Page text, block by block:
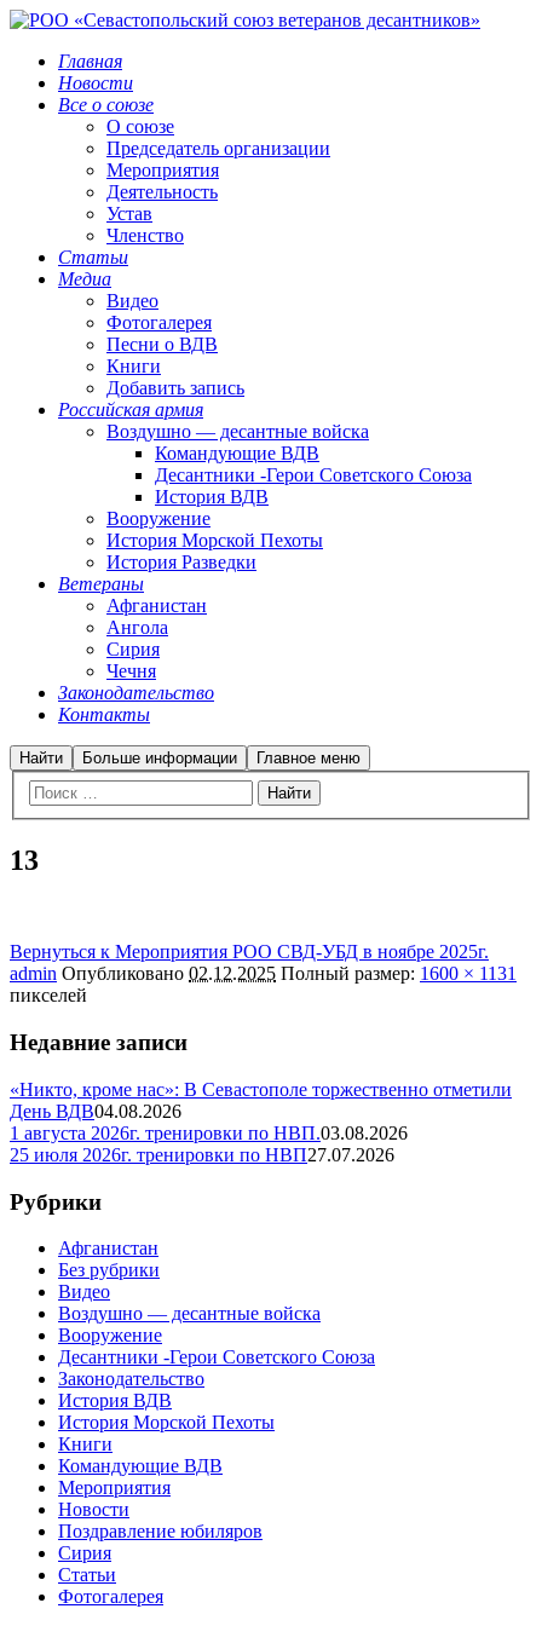
Главная
Новости
Все о союзе
О союзе
Председатель организации
Мероприятия
Деятельность
Устав
Членство
Статьи
Медиа
Видео
Фотогалерея
Песни о ВДВ
Книги
Добавить запись
Российская армия
Воздушно — десантные войска
Командующие ВДВ
Десантники -Герои Советского Союза
История ВДВ
Вооружение
История Морской Пехоты
История Разведки
Ветераны
Афганистан
Ангола
Сирия
Чечня
Законодательство
Контакты
Найти Больше информации Главное меню
13
Вернуться к Мероприятия РОО СВД-УБД в ноябре 2025г.
admin Опубликовано 02.12.2025 Полный размер: 1600 × 1131
пикселей
Недавние записи
«Никто, кроме нас»: В Севастополе торжественно отметили
День ВДВ04.08.2026
1 августа 2026г. тренировки по НВП.03.08.2026
25 июля 2026г. тренировки по НВП27.07.2026
Рубрики
Афганистан
Без рубрики
Видео
Воздушно — десантные войска
Вооружение
Десантники -Герои Советского Союза
Законодательство
История ВДВ
История Морской Пехоты
Книги
Командующие ВДВ
Мероприятия
Новости
Поздравление юбиляров
Сирия
Статьи
Фотогалерея